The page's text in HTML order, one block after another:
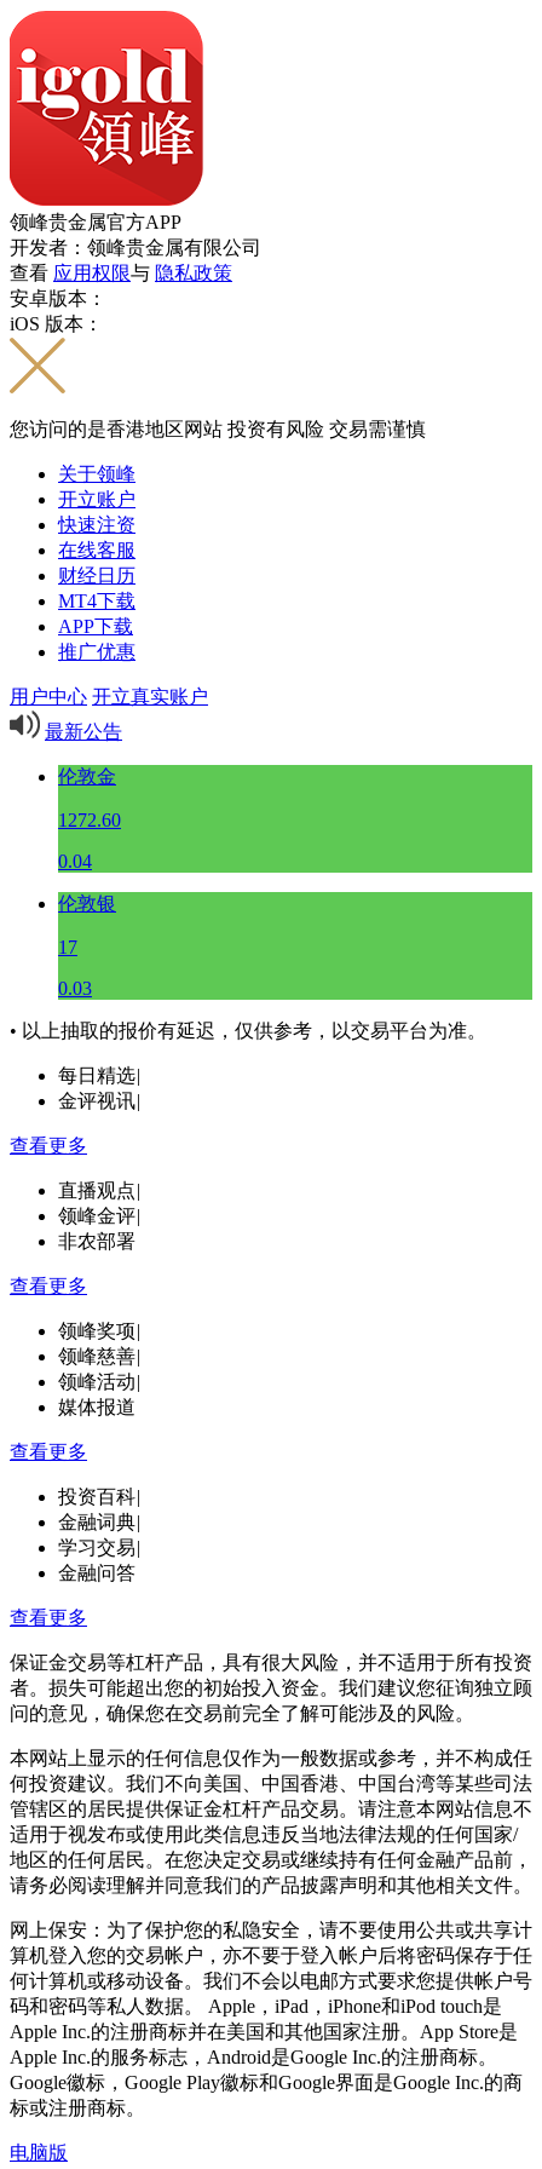
领峰贵金属官方APP
开发者：领峰贵金属有限公司
查看 应用权限与 隐私政策
安卓版本：
iOS 版本：
您访问的是香港地区网站 投资有风险 交易需谨慎
关于领峰
开立账户
快速注资
在线客服
财经日历
MT4下载
APP下载
推广优惠
用户中心 开立真实账户
最新公告
伦敦金
1272.60
0.04
伦敦银
17
0.03
• 以上抽取的报价有延迟，仅供参考，以交易平台为准。
每日精选|
金评视讯|
查看更多
直播观点|
领峰金评|
非农部署
查看更多
领峰奖项|
领峰慈善|
领峰活动|
媒体报道
查看更多
投资百科|
金融词典|
学习交易|
金融问答
查看更多
保证金交易等杠杆产品，具有很大风险，并不适用于所有投资
者。损失可能超出您的初始投入资金。我们建议您征询独立顾
问的意见，确保您在交易前完全了解可能涉及的风险。
本网站上显示的任何信息仅作为一般数据或参考，并不构成任
何投资建议。我们不向美国、中国香港、中国台湾等某些司法
管辖区的居民提供保证金杠杆产品交易。请注意本网站信息不
适用于视发布或使用此类信息违反当地法律法规的任何国家/
地区的任何居民。在您决定交易或继续持有任何金融产品前，
请务必阅读理解并同意我们的产品披露声明和其他相关文件。
网上保安：为了保护您的私隐安全，请不要使用公共或共享计
算机登入您的交易帐户，亦不要于登入帐户后将密码保存于任
何计算机或移动设备。我们不会以电邮方式要求您提供帐户号
码和密码等私人数据。 Apple，iPad，iPhone和iPod touch是
Apple Inc.的注册商标并在美国和其他国家注册。App Store是
Apple Inc.的服务标志，Android是Google Inc.的注册商标。
Google徽标，Google Play徽标和Google界面是Google Inc.的商
标或注册商标。
电脑版